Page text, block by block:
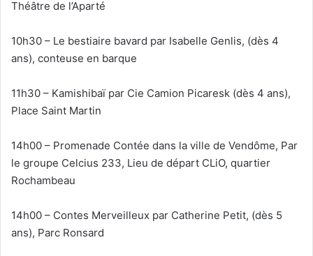
Théâtre de l’Aparté
10h30 – Le bestiaire bavard par Isabelle Genlis, (dès 4
ans), conteuse en barque
11h30 – Kamishibaï par Cie Camion Picaresk (dès 4 ans),
Place Saint Martin
14h00 – Promenade Contée dans la ville de Vendôme, Par
le groupe Celcius 233, Lieu de départ CLiO, quartier
Rochambeau
14h00 – Contes Merveilleux par Catherine Petit, (dès 5
ans), Parc Ronsard